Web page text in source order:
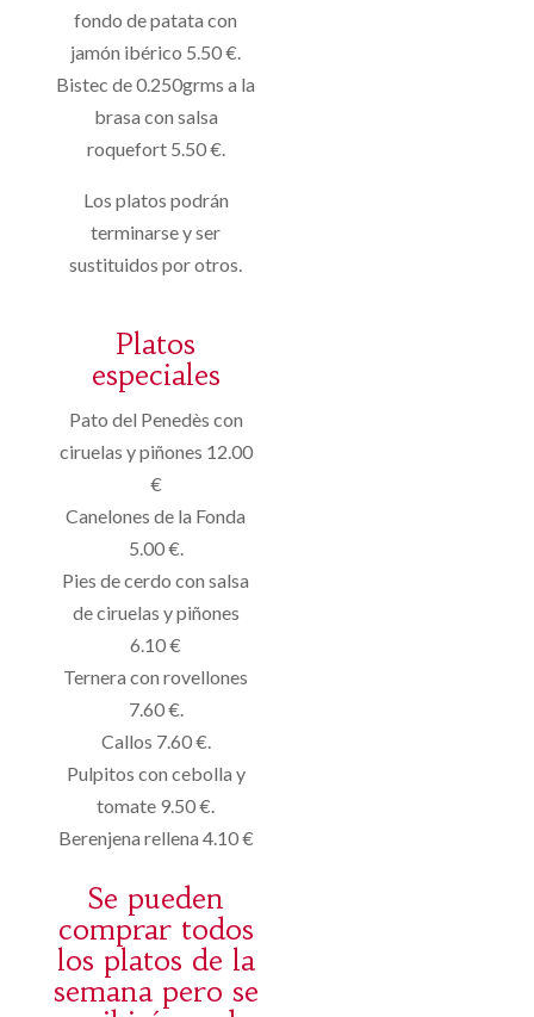
fondo de patata con
jamón ibérico 5.50 €.
Bistec de 0.250grms a la
brasa con salsa
roquefort 5.50 €.
Los platos podrán
terminarse y ser
sustituidos por otros.
Platos
especiales
Pato del Penedès con
ciruelas y piñones 12.00
€
Canelones de la Fonda
5.00 €.
Pies de cerdo con salsa
de ciruelas y piñones
6.10 €
Ternera con rovellones
7.60 €.
Callos 7.60 €.
Pulpitos con cebolla y
tomate 9.50 €.
Berenjena rellena 4.10 €
Se pueden
comprar todos
los platos de la
semana pero se